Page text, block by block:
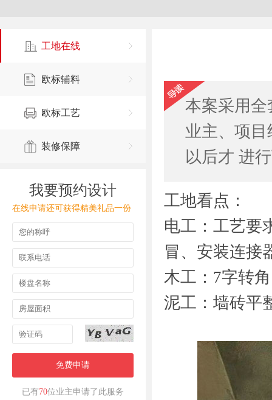
本案采用全
业主、项
以后才 进
工地看点：
电工：工艺要
冒、安装连接
木工：7字转
泥工：墙砖平
工地在线
欧标辅料
欧标工艺
装修保障
我要预约设计
在线申请还可获得精美礼品一份
免费申请
已有70位业主申请了此服务